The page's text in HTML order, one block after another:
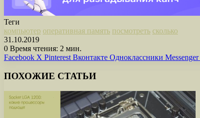
Теги
компьютер оперативная память посмотреть сколько
31.10.2019
0 Время чтения: 2 мин.
Facebook X Pinterest Вконтакте Одноклассники Messenger
ПОХОЖИЕ СТАТЬИ